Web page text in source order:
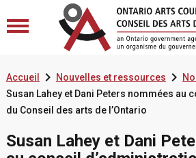
Accueil  Nouvelles et ressources
Susan Lahey et Dani Peters nommées au
du Conseil des arts de l’Ontario
Susan Lahey et Dani